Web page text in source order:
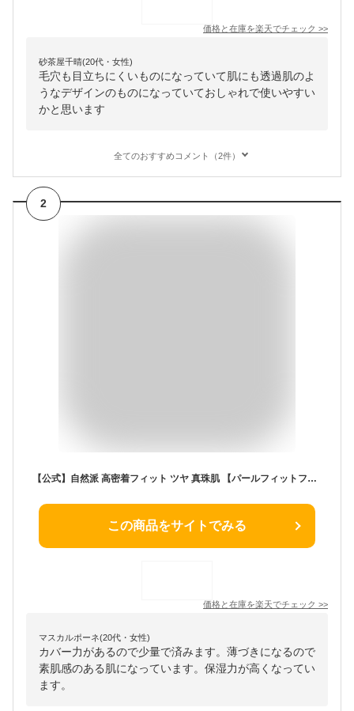
価格と在庫を楽天でチェック >>
砂茶屋千晴(20代・女性)
毛穴も目立ちにくいものになっていて肌にも透過肌のよ
うなデザインのものになっていておしゃれで使いやすい
かと思います
全てのおすすめコメント（2件）
2
【公式】自然派 高密着フィット ツヤ 真珠肌 【パールフィットファンデ】 しっとり保湿 乾燥肌 OK薄づきなのに毛穴 色むら きちんとカバー ほんのわずかの量で全顔カバー/伸びがいいソフトフォーカス機能3色パールSPF30相当 18g
この商品をサイトでみる
価格と在庫を楽天でチェック >>
マスカルポーネ(20代・女性)
カバー力があるので少量で済みます。薄づきになるので
素肌感のある肌になっています。保湿力が高くなってい
ます。